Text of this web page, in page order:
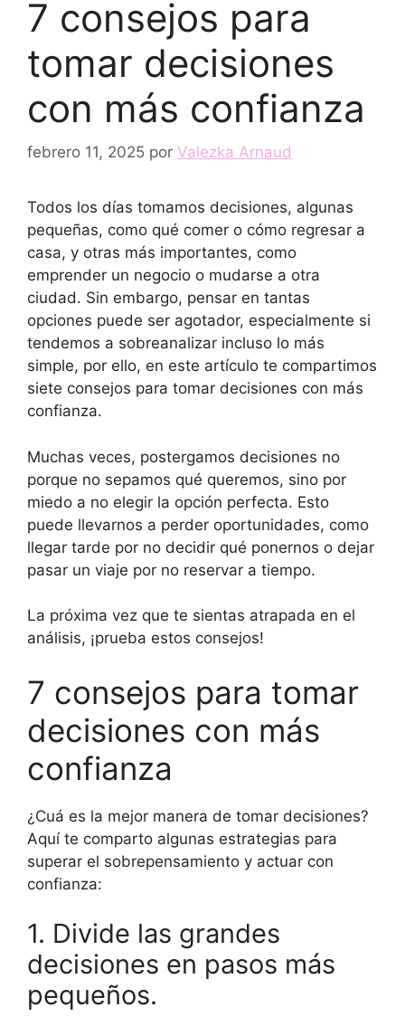
7 consejos para
tomar decisiones
con más confianza
febrero 11, 2025 por Valezka Arnaud
Todos los días tomamos decisiones, algunas
pequeñas, como qué comer o cómo regresar a
casa, y otras más importantes, como
emprender un negocio o mudarse a otra
ciudad. Sin embargo, pensar en tantas
opciones puede ser agotador, especialmente si
tendemos a sobreanalizar incluso lo más
simple, por ello, en este artículo te compartimos
siete consejos para tomar decisiones con más
confianza.
Muchas veces, postergamos decisiones no
porque no sepamos qué queremos, sino por
miedo a no elegir la opción perfecta. Esto
puede llevarnos a perder oportunidades, como
llegar tarde por no decidir qué ponernos o dejar
pasar un viaje por no reservar a tiempo.
La próxima vez que te sientas atrapada en el
análisis, ¡prueba estos consejos!
7 consejos para tomar
decisiones con más
confianza
¿Cuá es la mejor manera de tomar decisiones?
Aquí te comparto algunas estrategias para
superar el sobrepensamiento y actuar con
confianza:
1. Divide las grandes
decisiones en pasos más
pequeños.